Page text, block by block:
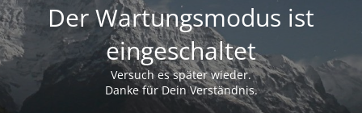
Der Wartungsmodus ist
eingeschaltet
Versuch es später wieder.
Danke für Dein Verständnis.